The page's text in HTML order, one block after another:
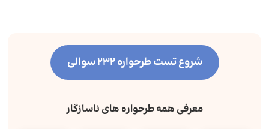
شروع تست طرحواره 232 سوالی
معرفی همه طرحواره های ناسازگار